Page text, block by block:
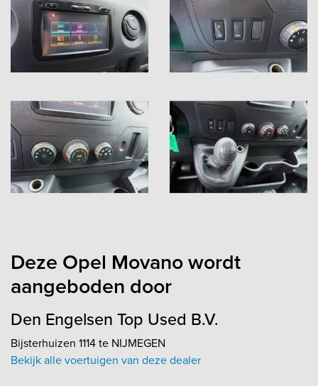
Deze Opel Movano wordt
aangeboden door
Den Engelsen Top Used B.V.
Bijsterhuizen 1114 te NIJMEGEN
Bekijk alle voertuigen van deze dealer